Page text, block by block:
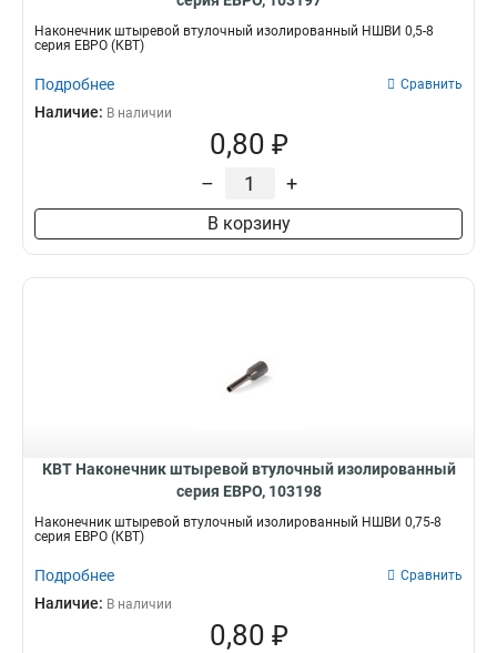
Наконечник штыревой втулочный изолированный НШВИ 0,5-8
серия ЕВРО (КВТ)
Подробнее Сравнить
Наличие: В наличии
0,80 ₽
– +
В корзину
КВТ Наконечник штыревой втулочный изолированный
серия ЕВРО, 103198
Наконечник штыревой втулочный изолированный НШВИ 0,75-8
серия ЕВРО (КВТ)
Подробнее Сравнить
Наличие: В наличии
0,80 ₽